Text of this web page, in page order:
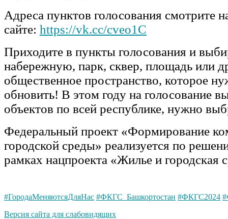
Адреса пунктов голосования смотрите
сайте: https://vk.cc/cveo1C
Приходите в пункты голосования и
набережную, парк, сквер, площадь или
общественное пространство, которое
обновить! В этом году на голосование
объектов по всей республике, нужно
Федеральный проект «Формирование
городской среды» реализуется по
рамках нацпроекта «Жилье и городская
#ГородаМеняютсяДляНас #ФКГС_Башкортостан #ФКГС2024
Версия сайта для слабовидящих